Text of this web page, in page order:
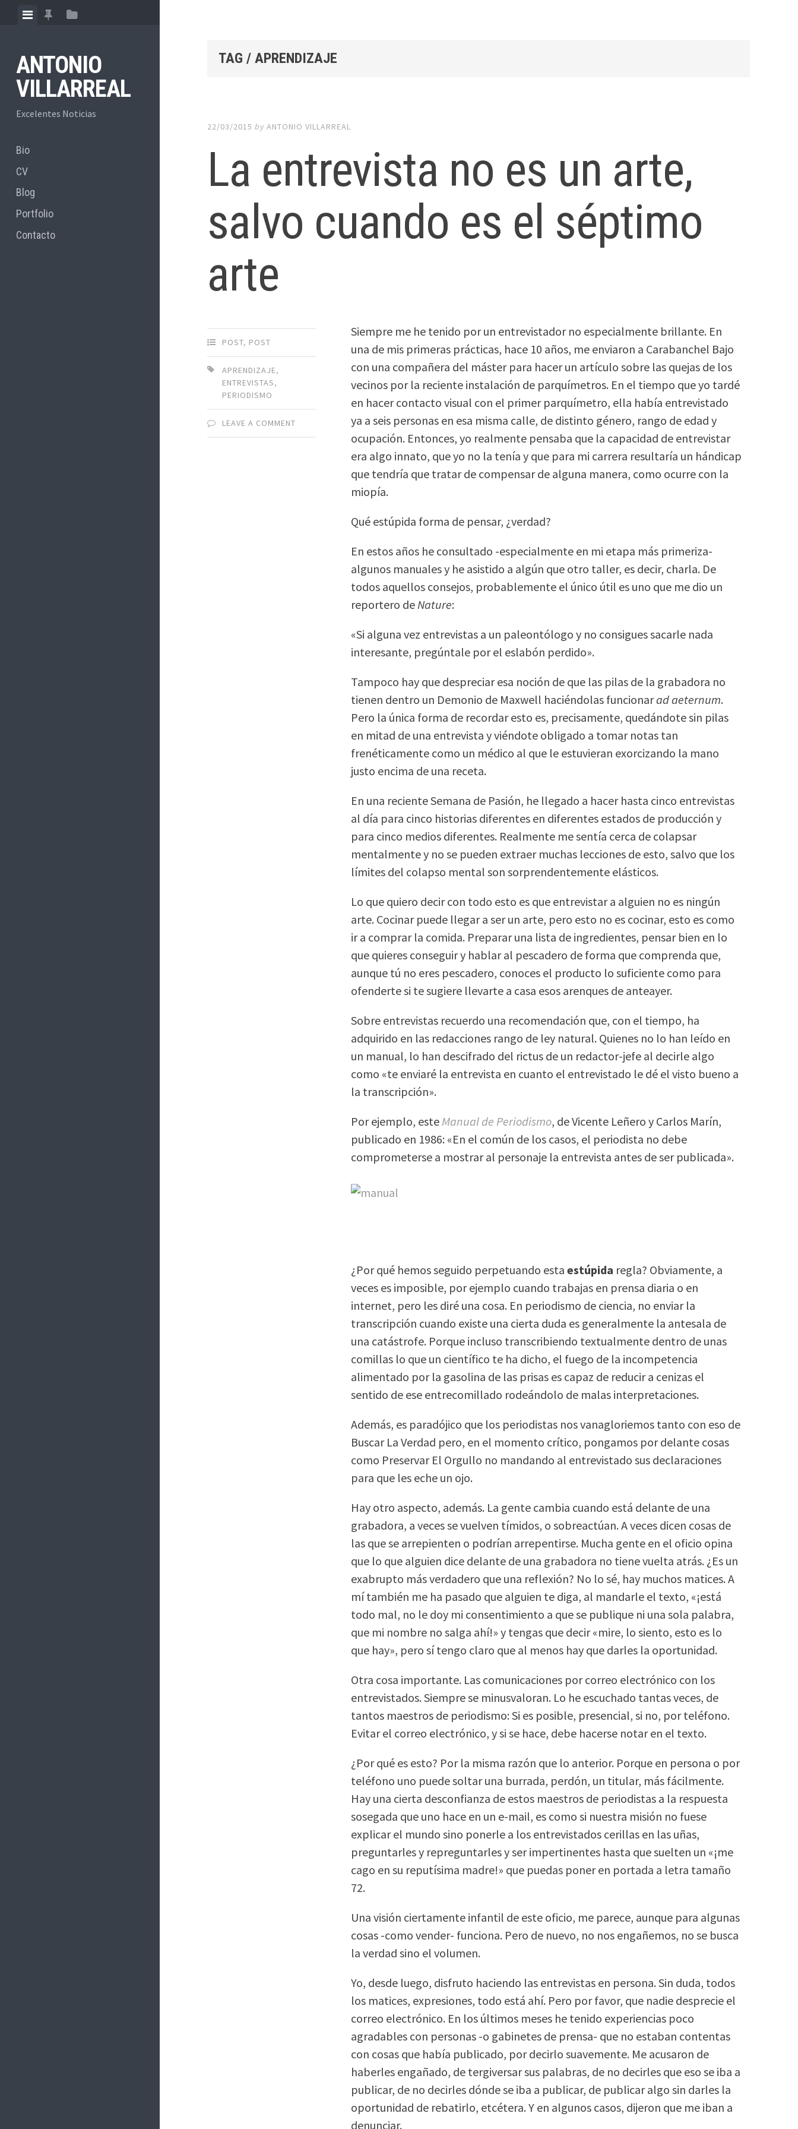
ViewView View
ANTONIO
VILLARREAL
Excelentes Noticias
Bio
CV
Blog
Portfolio
Contacto
TAG / APRENDIZAJE
22/03/2015 byANTONIO VILLARREAL
La entrevista no es un arte,
salvo cuando es el séptimo
arte
POST, POST
APRENDIZAJE,
ENTREVISTAS,
PERIODISMO
LEAVE A COMMENT
Siempre me he tenido por un entrevistador no especialmente brillante. En
una de mis primeras prácticas, hace 10 años, me enviaron a Carabanchel Bajo
con una compañera del máster para hacer un artículo sobre las quejas de los
vecinos por la reciente instalación de parquímetros. En el tiempo que yo tardé
en hacer contacto visual con el primer parquímetro, ella había entrevistado
ya a seis personas en esa misma calle, de distinto género, rango de edad y
ocupación. Entonces, yo realmente pensaba que la capacidad de entrevistar
era algo innato, que yo no la tenía y que para mi carrera resultaría un hándicap
que tendría que tratar de compensar de alguna manera, como ocurre con la
miopía.
Qué estúpida forma de pensar, ¿verdad?
En estos años he consultado -especialmente en mi etapa más primeriza-
algunos manuales y he asistido a algún que otro taller, es decir, charla. De
todos aquellos consejos, probablemente el único útil es uno que me dio un
reportero de Nature:
«Si alguna vez entrevistas a un paleontólogo y no consigues sacarle nada
interesante, pregúntale por el eslabón perdido».
Tampoco hay que despreciar esa noción de que las pilas de la grabadora no
tienen dentro un Demonio de Maxwell haciéndolas funcionarad aeternum.
Pero la única forma de recordar esto es, precisamente, quedándote sin pilas
en mitad de una entrevista y viéndote obligado a tomar notas tan
frenéticamente como un médico al que le estuvieran exorcizando la mano
justo encima de una receta.
En una reciente Semana de Pasión, he llegado a hacer hasta cinco entrevistas
al día para cinco historias diferentes en diferentes estados de producción y
para cinco medios diferentes. Realmente me sentía cerca de colapsar
mentalmente y no se pueden extraer muchas lecciones de esto, salvo que los
límites del colapso mental son sorprendentemente elásticos.
Lo que quiero decir con todo esto es que entrevistar a alguien no es ningún
arte. Cocinar puede llegar a ser un arte, pero esto no es cocinar, esto es como
ir a comprar la comida. Preparar una lista de ingredientes, pensar bien en lo
que quieres conseguir y hablar al pescadero de forma que comprenda que,
aunque tú no eres pescadero, conoces el producto lo suficiente como para
ofenderte si te sugiere llevarte a casa esos arenques de anteayer.
Sobre entrevistas recuerdo una recomendación que, con el tiempo, ha
adquirido en las redacciones rango de ley natural. Quienes no lo han leído en
un manual, lo han descifrado del rictus de un redactor-jefe al decirle algo
como «te enviaré la entrevista en cuanto el entrevistado le dé el visto bueno a
la transcripción».
Por ejemplo, este Manual de Periodismo, de Vicente Leñero y Carlos Marín,
publicado en 1986: «En el común de los casos, el periodista no debe
comprometerse a mostrar al personaje la entrevista antes de ser publicada».
¿Por qué hemos seguido perpetuando estaestúpida regla? Obviamente, a
veces es imposible, por ejemplo cuando trabajas en prensa diaria o en
internet, pero les diré una cosa. En periodismo de ciencia, no enviar la
transcripción cuando existe una cierta duda es generalmente la antesala de
una catástrofe. Porque incluso transcribiendo textualmente dentro de unas
comillas lo que un científico te ha dicho, el fuego de la incompetencia
alimentado por la gasolina de las prisas es capaz de reducir a cenizas el
sentido de ese entrecomillado rodeándolo de malas interpretaciones.
Además, es paradójico que los periodistas nos vanagloriemos tanto con eso de
Buscar La Verdad pero, en el momento crítico, pongamos por delante cosas
como Preservar El Orgullo no mandando al entrevistado sus declaraciones
para que les eche un ojo.
Hay otro aspecto, además. La gente cambia cuando está delante de una
grabadora, a veces se vuelven tímidos, o sobreactúan. A veces dicen cosas de
las que se arrepienten o podrían arrepentirse. Mucha gente en el oficio opina
que lo que alguien dice delante de una grabadora no tiene vuelta atrás. ¿Es un
exabrupto más verdadero que una reflexión? No lo sé, hay muchos matices. A
mí también me ha pasado que alguien te diga, al mandarle el texto, «¡está
todo mal, no le doy mi consentimiento a que se publique ni una sola palabra,
que mi nombre no salga ahí!» y tengas que decir «mire, lo siento, esto es lo
que hay», pero sí tengo claro que al menos hay que darles la oportunidad.
Otra cosa importante. Las comunicaciones por correo electrónico con los
entrevistados. Siempre se minusvaloran. Lo he escuchado tantas veces, de
tantos maestros de periodismo: Si es posible, presencial, si no, por teléfono.
Evitar el correo electrónico, y si se hace, debe hacerse notar en el texto.
¿Por qué es esto? Por la misma razón que lo anterior. Porque en persona o por
teléfono uno puede soltar una burrada, perdón, un titular, más fácilmente.
Hay una cierta desconfianza de estos maestros de periodistas a la respuesta
sosegada que uno hace en un e-mail, es como si nuestra misión no fuese
explicar el mundo sino ponerle a los entrevistados cerillas en las uñas,
preguntarles y repreguntarles y ser impertinentes hasta que suelten un «¡me
cago en su reputísima madre!» que puedas poner en portada a letra tamaño
72.
Una visión ciertamente infantil de este oficio, me parece, aunque para algunas
cosas -como vender- funciona. Pero de nuevo, no nos engañemos, no se busca
la verdad sino el volumen.
Yo, desde luego, disfruto haciendo las entrevistas en persona. Sin duda, todos
los matices, expresiones, todo está ahí. Pero por favor, que nadie desprecie el
correo electrónico. En los últimos meses he tenido experiencias poco
agradables con personas -o gabinetes de prensa- que no estaban contentas
con cosas que había publicado, por decirlo suavemente. Me acusaron de
haberles engañado, de tergiversar sus palabras, de no decirles que eso se iba a
publicar, de no decirles dónde se iba a publicar, de publicar algo sin darles la
oportunidad de rebatirlo, etcétera. Y en algunos casos, dijeron que me iban a
denunciar.